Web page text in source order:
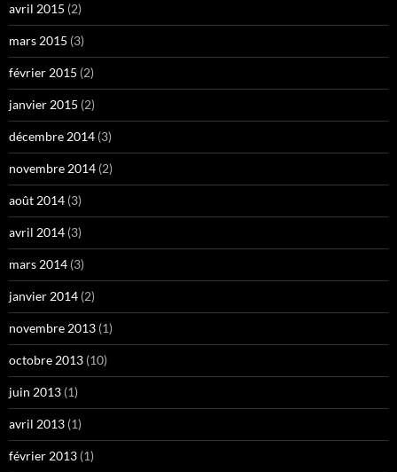
avril 2015 (2)
mars 2015 (3)
février 2015 (2)
janvier 2015 (2)
décembre 2014 (3)
novembre 2014 (2)
août 2014 (3)
avril 2014 (3)
mars 2014 (3)
janvier 2014 (2)
novembre 2013 (1)
octobre 2013 (10)
juin 2013 (1)
avril 2013 (1)
février 2013 (1)